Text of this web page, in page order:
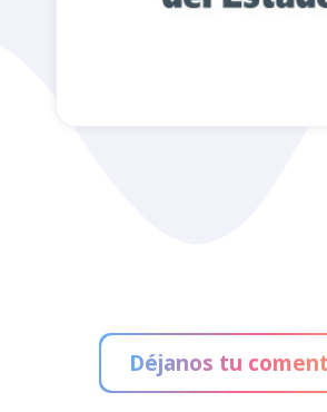
Déjanos tu